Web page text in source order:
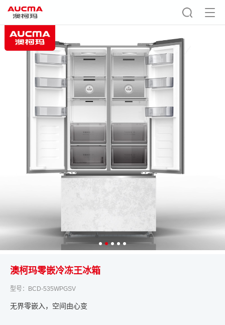
澳柯玛零嵌冷冻王冰箱
型号：BCD-535WPGSV
无界零嵌入，空间由心变